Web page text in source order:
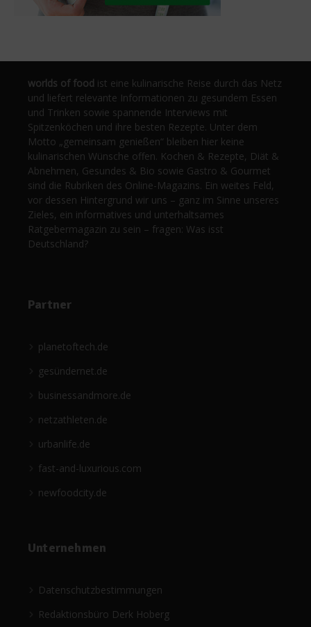
worlds of food ist eine kulinarische Reise durch das Netz
und liefert relevante Informationen zu gesundem Essen
und Trinken sowie spannende Interviews mit
Spitzenköchen und ihre besten Rezepte. Unter dem
Motto „gemeinsam genießen“ bleiben hier keine
kulinarischen Wünsche offen. Kochen & Rezepte, Diät &
Abnehmen, Gesundes & Bio sowie Gastro & Gourmet
sind die Rubriken des Online-Magazins. Ein weites Feld,
vor dessen Hintergrund wir uns – ganz im Sinne unseres
Zieles, ein informatives und unterhaltsames
Ratgebermagazin zu sein – fragen: Was isst
Deutschland?
Partner
planetoftech.de
gesündernet.de
businessandmore.de
netzathleten.de
urbanlife.de
fast-and-luxurious.com
newfoodcity.de
Unternehmen
Datenschutzbestimmungen
Redaktionsbüro Derk Hoberg